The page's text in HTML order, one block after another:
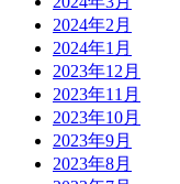
2024年2月
2024年1月
2023年12月
2023年11月
2023年10月
2023年9月
2023年8月